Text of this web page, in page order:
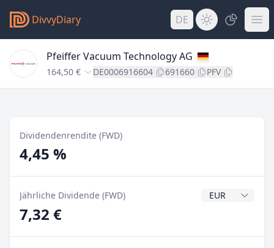
DivvyDiary DE
Pfeiffer Vacuum Technology AG
164,50 € DE0006916604 691660 PFV
Dividendenrendite (FWD)
4,45 %
Jährliche Dividende (FWD)
7,32 €